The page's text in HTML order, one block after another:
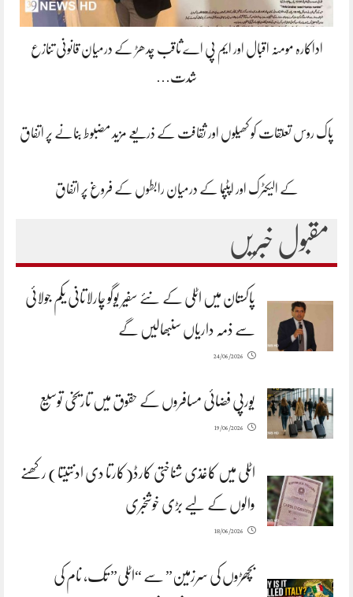
اداکارہ مومنہ اقبال اور ایم پی اے ثاقب چدھڑ کے درمیان قانونی تنازع
شدت…
پاک روس تعلقات کو کھیلوں اور ثقافت کے ذریعے مزید مضبوط بنانے پر اتفاق
کے الیکٹرک اور اپٹپما کے درمیان رابطوں کے فروغ پر اتفاق
مقبول خبریں
پاکستان میں اٹلی کے نئے سفیر یوگو چارلاتانی یکم جولائی
سے ذمہ داریاں سنبھالیں گے
24/06/2026
یورپی فضائی مسافروں کے حقوق میں تاریخی توسیع
19/06/2026
اٹلی میں کاغذی شناختی کارڈ(کارتا دی ادنتیتا) رکھنے
والوں کے لیے بڑی خوشخبری
18/06/2026
بچھڑوں کی سرزمین” سے “اٹلی” تک، نام کی